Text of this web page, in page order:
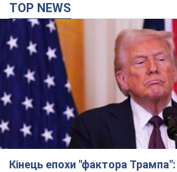
TOP NEWS
Кінець епохи "фактора